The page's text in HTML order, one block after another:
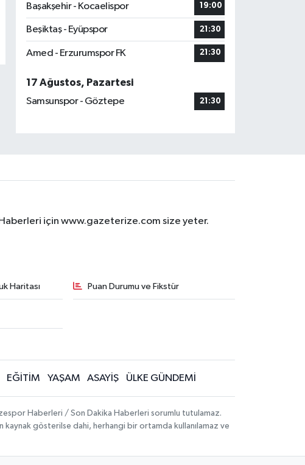
Başakşehir - Kocaelispor
19:00
Beşiktaş - Eyüpspor 21:30
Amed - Erzurumspor FK 21:30
17 Ağustos, Pazartesi
Samsunspor - Göztepe
21:30
için www.gazeterize.com size yeter.
Haritası Puan Durumu ve Fikstür
EĞİTİM YAŞAM ASAYİŞ ÜLKE GÜNDEMİ
Haberleri / Son Dakika Haberleri sorumlu tutulamaz.
kaynak gösterilse dahi, herhangi bir ortamda kullanılamaz ve